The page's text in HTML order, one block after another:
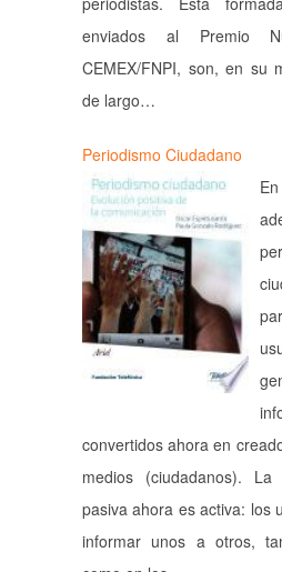
enviados al Premio
CEMEX/FNPI, son, en su
de largo…
Periodismo Ciudadano
convertidos ahora en
medios (ciudadanos). La
pasiva ahora es activa: los
informar unos a otros,